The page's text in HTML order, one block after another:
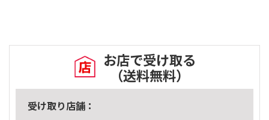
お店で受け取る
（送料無料）
受け取り店舗：